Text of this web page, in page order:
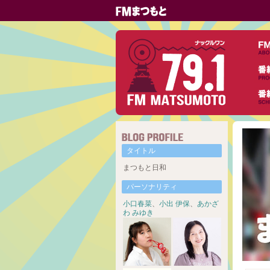
タイトル
まつもと日和
パーソナリティ
小口春菜、 小出 伊保、 あかざ
わ みゆき